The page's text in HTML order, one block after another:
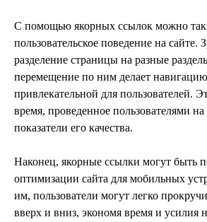
С помощью якорных ссылок можно
пользовательское поведение на сайте.
разделение страницы на разные
перемещение по ним делает
привлекательной для пользователей.
время, проведенное пользователями
показатели его качества.
Наконец, якорные ссылки могут быть
оптимизации сайта для мобильных
им, пользователи могут легко
вверх и вниз, экономя время и усилия